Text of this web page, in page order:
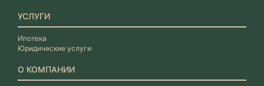
УСЛУГИ
Ипотека
Юридические услуги
О КОМПАНИИ